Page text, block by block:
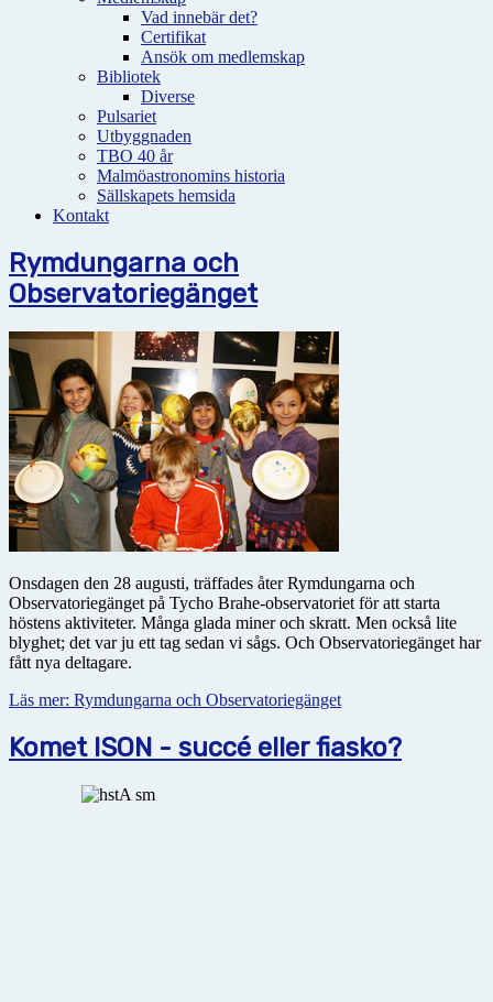
Vad innebär det?
Certifikat
Ansök om medlemskap
Bibliotek
Diverse
Pulsariet
Utbyggnaden
TBO 40 år
Malmöastronomins historia
Sällskapets hemsida
Kontakt
Rymdungarna och
Observatoriegänget
Onsdagen den 28 augusti, träffades åter Rymdungarna och
Observatoriegänget på Tycho Brahe-observatoriet för att starta
höstens aktiviteter. Många glada miner och skratt. Men också lite
blyghet; det var ju ett tag sedan vi sågs. Och Observatoriegänget har
fått nya deltagare.
Läs mer: Rymdungarna och Observatoriegänget
Komet ISON - succé eller fiasko?